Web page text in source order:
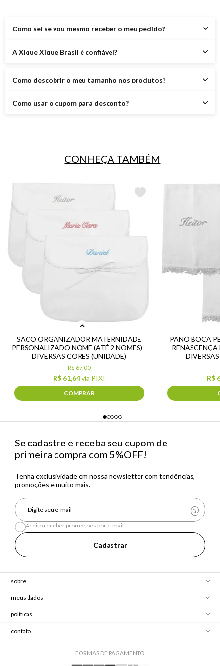
Como sei se vou mesmo receber o meu pedido?
A Xique Xique Brasil é confiável?
Como descobrir o meu tamanho nos produtos?
Como usar o cupom para desconto?
CONHEÇA TAMBÉM
SACO ORGANIZADOR MATERNIDADE
PERSONALIZADO NOME (ATÉ 2 NOMES) -
DIVERSAS CORES (UNIDADE)
R$ 61,64via PIX!
R$ 67,00
COMPRAR
PANO BOCA
R$
Se cadastre e receba seu cupom de
primeira compra com 5%OFF!
Tenha exclusividade em nossa newsletter com tendências,
promoções e muito mais.
Cadastrar
Aceito receber promoções por e-mail
sobre
meus dados
políticas
contato
FORMAS DE PAGAMENTO